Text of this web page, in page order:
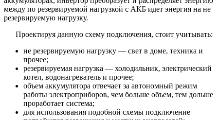
между по резервируемой нагрузкой с АКБ идет энергия на не
резервируемую нагрузку.
Проектируя данную схему подключения, стоит учитывать:
не резервируемую нагрузку — свет в доме, техника и
прочее;
резервируемая нагрузка — холодильник, электрический
котел, водонагреватель и прочее;
объем аккумулятора отвечает за автономный режим
работы электроприборов, чем больше объем, тем дольше
проработает система;
для использования подобной схемы подключение